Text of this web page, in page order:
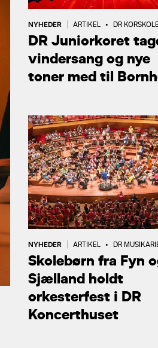
NYHEDER ARTIKEL • DR
DR Juniorkoret
vindersang og nye
toner med til
NYHEDER ARTIKEL • DR
Skolebørn fra Fyn
Sjælland holdt
orkesterfest i DR
Koncerthuset